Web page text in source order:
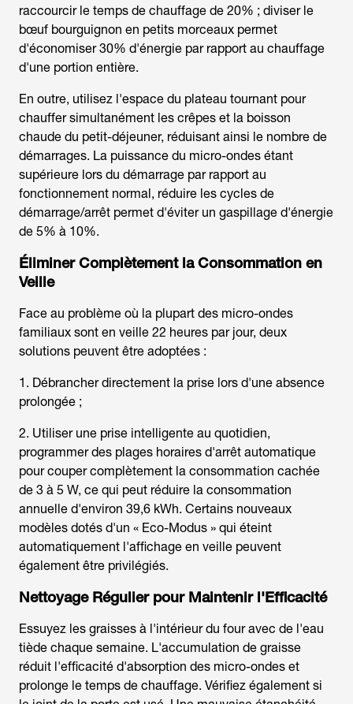
raccourcir le temps de chauffage de 20% ; diviser le
bœuf bourguignon en petits morceaux permet
d'économiser 30% d'énergie par rapport au chauffage
d'une portion entière.
En outre, utilisez l'espace du plateau tournant pour
chauffer simultanément les crêpes et la boisson
chaude du petit-déjeuner, réduisant ainsi le nombre de
démarrages. La puissance du micro-ondes étant
supérieure lors du démarrage par rapport au
fonctionnement normal, réduire les cycles de
démarrage/arrêt permet d'éviter un gaspillage d'énergie
de 5% à 10%.
Éliminer Complètement la Consommation en
Veille
Face au problème où la plupart des micro-ondes
familiaux sont en veille 22 heures par jour, deux
solutions peuvent être adoptées :
1. Débrancher directement la prise lors d'une absence
prolongée ;
2. Utiliser une prise intelligente au quotidien,
programmer des plages horaires d'arrêt automatique
pour couper complètement la consommation cachée
de 3 à 5 W, ce qui peut réduire la consommation
annuelle d'environ 39,6 kWh. Certains nouveaux
modèles dotés d'un « Eco-Modus » qui éteint
automatiquement l'affichage en veille peuvent
également être privilégiés.
Nettoyage Régulier pour Maintenir l'Efficacité
Essuyez les graisses à l'intérieur du four avec de l'eau
tiède chaque semaine. L'accumulation de graisse
réduit l'efficacité d'absorption des micro-ondes et
prolonge le temps de chauffage. Vérifiez également si